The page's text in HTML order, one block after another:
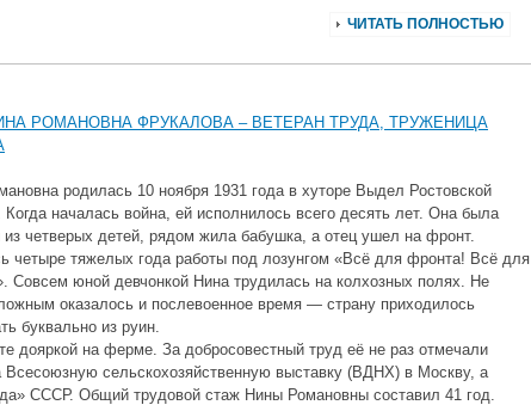
ЧИТАТЬ ПОЛНОСТЬЮ
РОМАНОВНА ФРУКАЛОВА – ВЕТЕРАН ТРУДА, ТРУЖЕНИЦА
родилась 10 ноября 1931 года в хуторе Выдел Ростовской
Когда началась война, ей исполнилось всего десять лет. Она была
из четверых детей, рядом жила бабушка, а отец ушел на фронт.
четыре тяжелых года работы под лозунгом «Всё для фронта! Всё для
Совсем юной девчонкой Нина трудилась на колхозных полях. Не
оказалось и послевоенное время — страну приходилось
буквально из руин.
дояркой на ферме. За добросовестный труд её не раз отмечали
Всесоюзную сельскохозяйственную выставку (ВДНХ) в Москву, а
СССР. Общий трудовой стаж Нины Романовны составил 41 год.